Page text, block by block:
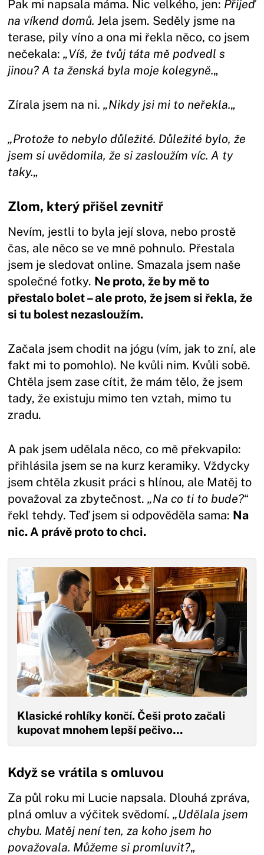
Pak mi napsala máma. Nic velkého, jen: Přijeď
na víkend domů. Jela jsem. Seděly jsme na
terase, pily víno a ona mi řekla něco, co jsem
nečekala:„Víš, že tvůj táta mě podvedl s
jinou? A ta ženská byla moje kolegyně.„
Zírala jsem na ni.„Nikdy jsi mi to neřekla.„
„Protože to nebylo důležité. Důležité bylo, že
jsem si uvědomila, že si zasloužím víc. A ty
taky.„
Zlom, který přišel zevnitř
Nevím, jestli to byla její slova, nebo prostě
čas, ale něco se ve mně pohnulo. Přestala
jsem je sledovat online. Smazala jsem naše
společné fotky. Ne proto, že by mě to
přestalo bolet – ale proto, že jsem si řekla, že
si tu bolest nezasloužím.
Začala jsem chodit na jógu (vím, jak to zní, ale
fakt mi to pomohlo). Ne kvůli nim. Kvůli sobě.
Chtěla jsem zase cítit, že mám tělo, že jsem
tady, že existuju mimo ten vztah, mimo tu
zradu.
A pak jsem udělala něco, co mě překvapilo:
přihlásila jsem se na kurz keramiky. Vždycky
jsem chtěla zkusit práci s hlínou, ale Matěj to
považoval za zbytečnost.„Na co ti to bude?“
řekl tehdy. Teď jsem si odpověděla sama: Na
nic. A právě proto to chci.
Klasické rohlíky končí. Češi proto začali
kupovat mnohem lepší pečivo…
Když se vrátila s omluvou
Za půl roku mi Lucie napsala. Dlouhá zpráva,
plná omluv a výčitek svědomí.„Udělala jsem
chybu. Matěj není ten, za koho jsem ho
považovala. Můžeme si promluvit?„